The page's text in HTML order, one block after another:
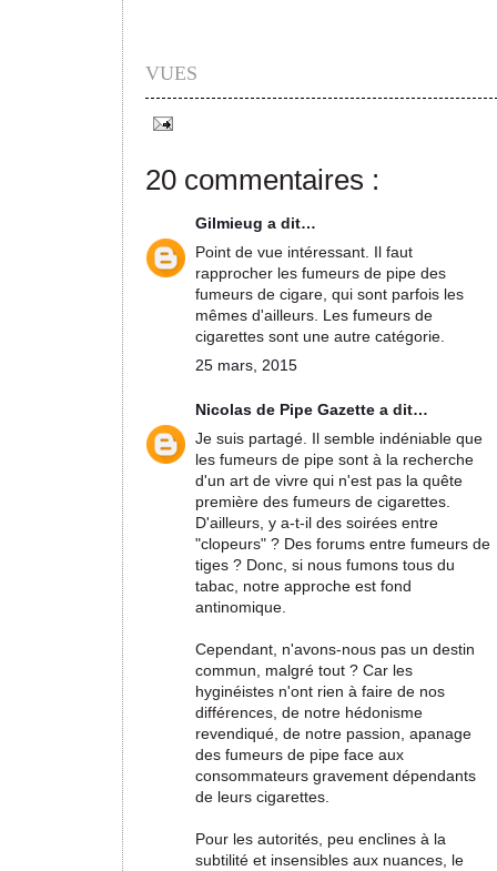
VUES
20 commentaires :
Gilmieug a dit…
Point de vue intéressant. Il faut
rapprocher les fumeurs de pipe des
fumeurs de cigare, qui sont parfois les
mêmes d'ailleurs. Les fumeurs de
cigarettes sont une autre catégorie.
25 mars, 2015
Nicolas de Pipe Gazette a dit…
Je suis partagé. Il semble indéniable que
les fumeurs de pipe sont à la recherche
d'un art de vivre qui n'est pas la quête
première des fumeurs de cigarettes.
D'ailleurs, y a-t-il des soirées entre
"clopeurs" ? Des forums entre fumeurs de
tiges ? Donc, si nous fumons tous du
tabac, notre approche est fond
antinomique.
Cependant, n'avons-nous pas un destin
commun, malgré tout ? Car les
hyginéistes n'ont rien à faire de nos
différences, de notre hédonisme
revendiqué, de notre passion, apanage
des fumeurs de pipe face aux
consommateurs gravement dépendants
de leurs cigarettes.
Pour les autorités, peu enclines à la
subtilité et insensibles aux nuances, le